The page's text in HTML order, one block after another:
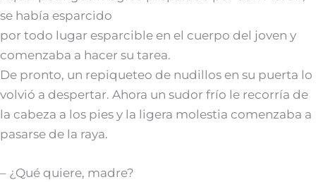
se había esparcido
por todo lugar esparcible en el cuerpo del joven y
comenzaba a hacer su tarea.
De pronto, un repiqueteo de nudillos en su puerta lo
volvió a despertar. Ahora un sudor frío le recorría de
la cabeza a los pies y la ligera molestia comenzaba a
pasarse de la raya.
– ¿Qué quiere, madre?